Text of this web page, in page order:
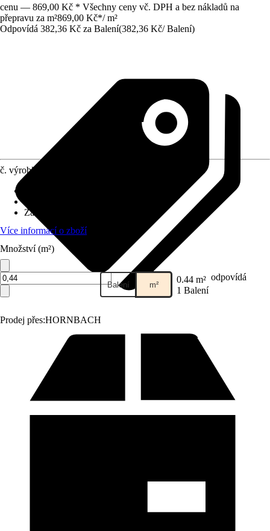
cenu — 869,00 Kč * Všechny ceny vč. DPH a bez nákladů na
přepravu za m²869,00 Kč*/ m²
Odpovídá 382,36 Kč za Balení(382,36 Kč/ Balení)
Prodej přes:HORNBACH
č. výrobku
Základní barva
Více informací o zboží
Množství (m²)
Balení m² 0.44 m² odpovídá
1 Balení